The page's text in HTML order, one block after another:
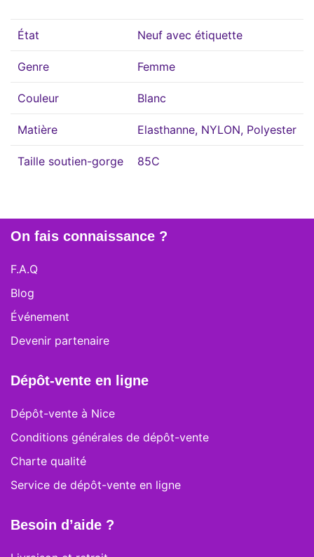
État Neuf avec étiquette
Genre Femme
Couleur Blanc
Matière Elasthanne, NYLON, Polyester
Taille soutien-gorge 85C
On fais connaissance ?
F.A.Q
Blog
Événement
Devenir partenaire
Dépôt-vente en ligne
Dépôt-vente à Nice
Conditions générales de dépôt-vente
Charte qualité
Service de dépôt-vente en ligne
Besoin d’aide ?